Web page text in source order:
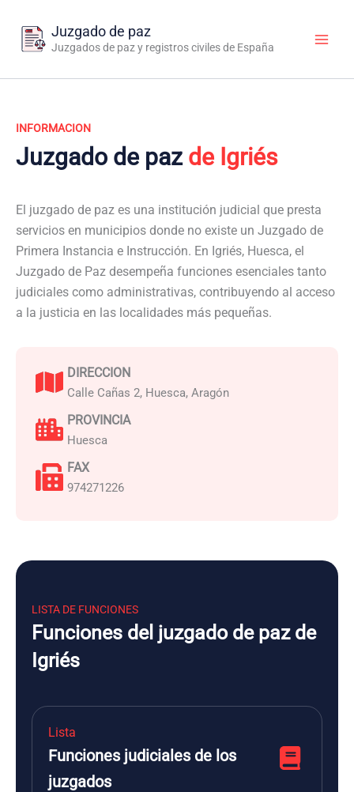
contenido
Juzgado de paz
Juzgados de paz y registros civiles de España
INFORMACION
Juzgado de paz de Igriés
El juzgado de paz es una institución judicial que presta
servicios en municipios donde no existe un Juzgado de
Primera Instancia e Instrucción. En Igriés, Huesca, el
Juzgado de Paz desempeña funciones esenciales tanto
judiciales como administrativas, contribuyendo al acceso
a la justicia en las localidades más pequeñas.
DIRECCION
Calle Cañas 2, Huesca, Aragón
PROVINCIA
Huesca
FAX
974271226
LISTA DE FUNCIONES
Funciones del juzgado de paz de
Igriés
Lista
Funciones judiciales de los
juzgados